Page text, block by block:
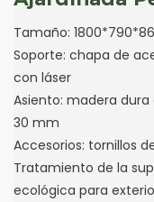
Tamaño:
Soporte: chapa de
con láser
Asiento: madera
30 mm
Accesorios: tornillos
Tratamiento de la
ecológica para